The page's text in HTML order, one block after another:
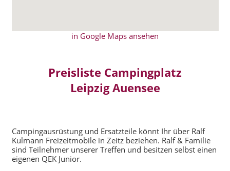
in Google Maps ansehen
Preisliste Campingplatz
Leipzig Auensee
Campingausrüstung und Ersatzteile könnt Ihr über Ralf
Kulmann Freizeitmobile in Zeitz beziehen. Ralf & Familie
sind Teilnehmer unserer Treffen und besitzen selbst einen
eigenen QEK Junior.